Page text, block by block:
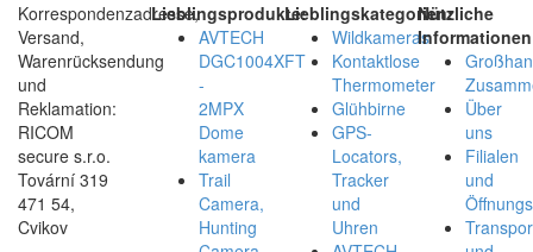
Korrespondenzadresse,
Versand,
Warenrücksendung
und
Reklamation:
RICOM
secure s.r.o.
Tovární 319
471 54,
Cvikov
Lieblingsprodukte:
AVTECH
DGC1004XFT
-
2MPX
Dome
kamera
Trail
Camera,
Hunting
Lieblingskategorien:
Wildkameras
Kontaktlose
Thermometer
Glühbirne
GPS-
Locators,
Tracker
und
Uhren
Nützliche
Über
uns
Filialen
und